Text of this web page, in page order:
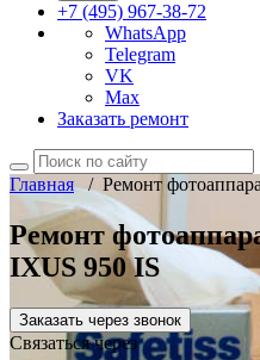
+7 (495) 967-38-72
WhatsApp
Telegram
VK
Max
Заказать ремонт
Главная/ Ремонт
Ремонт
IXUS 950 IS
Заказать через звонок
Связаться через